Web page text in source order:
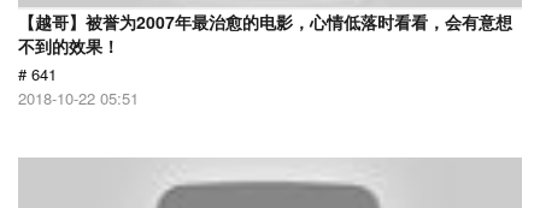
【越哥】被誉为2007年最治愈的电影，心情低落时看看，会有意想
不到的效果！
# 641
2018-10-22 05:51